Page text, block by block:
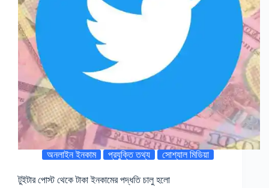
অনলাইন ইনকাম প্রযুক্তি তথ্য সোশ্যাল মিডিয়া
টুইটার পোস্ট থেকে টাকা ইনকামের পদ্ধতি চালু হলো